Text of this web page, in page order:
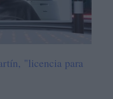
"licencia para